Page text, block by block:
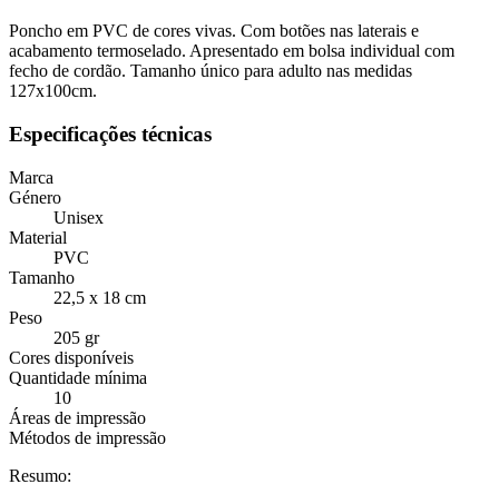
Poncho em PVC de cores vivas. Com botões nas laterais e
acabamento termoselado. Apresentado em bolsa individual com
fecho de cordão. Tamanho único para adulto nas medidas
127x100cm.
Especificações técnicas
Marca
Género
Unisex
Material
PVC
Tamanho
22,5 x 18 cm
Peso
205 gr
Cores disponíveis
Quantidade mínima
10
Áreas de impressão
Métodos de impressão
Resumo: